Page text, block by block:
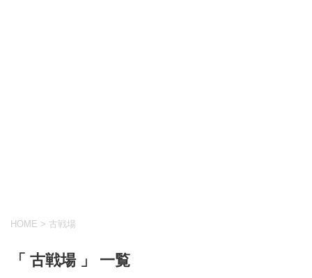
HOME > 古戦場
「 古戦場 」 一覧